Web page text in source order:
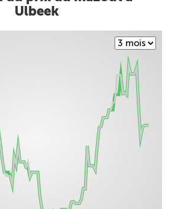
Ulbeek